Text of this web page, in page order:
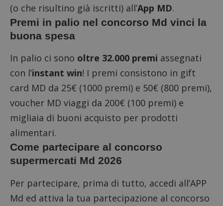
(o che risultino già iscritti) all’App MD.
Premi in palio nel concorso Md vinci la
buona spesa
In palio ci sono oltre 32.000 premi assegnati
con l’instant win! I premi consistono in gift
card MD da 25€ (1000 premi) e 50€ (800 premi),
voucher MD viaggi da 200€ (100 premi) e
migliaia di buoni acquisto per prodotti
alimentari.
Come partecipare al concorso
supermercati Md 2026
Per partecipare, prima di tutto, accedi all’APP
Md ed attiva la tua partecipazione al concorso